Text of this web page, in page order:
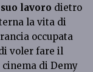
lavoro dietro
la vita di
occupata
voler fare il
di Demy